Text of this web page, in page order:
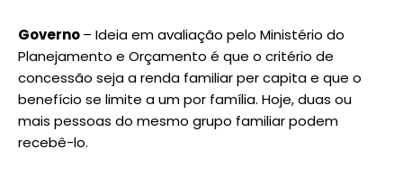
Governo– Ideia em avaliação pelo Ministério do
Planejamento e Orçamento é que o critério de
concessão seja a renda familiar per capita e que o
benefício se limite a um por família. Hoje, duas ou
mais pessoas do mesmo grupo familiar podem
recebê-lo.